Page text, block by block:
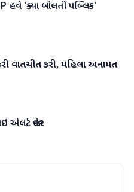
હવે 'ક્યા બોલતી પબ્લિક'
વાતચીત કરી, મહિલા અનામત
એલર્ટ જાહેર